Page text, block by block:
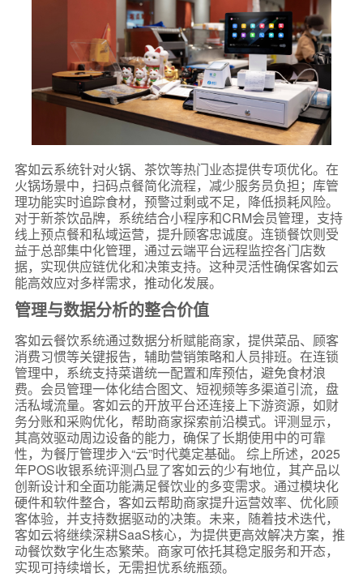
客如云系统针对火锅、茶饮等热门业态提供专项优化。在
火锅场景中，扫码点餐简化流程，减少服务员负担；库管
理功能实时追踪食材，预警过剩或不足，降低损耗风险。
对于新茶饮品牌，系统结合小程序和CRM会员管理，支持
线上预点餐和私域运营，提升顾客忠诚度。连锁餐饮则受
益于总部集中化管理，通过云端平台远程监控各门店数
据，实现供应链优化和决策支持。这种灵活性确保客如云
能高效应对多样需求，推动化发展。
管理与数据分析的整合价值
客如云餐饮系统通过数据分析赋能商家，提供菜品、顾客
消费习惯等关键报告，辅助营销策略和人员排班。在连锁
管理中，系统支持菜谱统一配置和库预估，避免食材浪
费。会员管理一体化结合图文、短视频等多渠道引流，盘
活私域流量。客如云的开放平台还连接上下游资源，如财
务分账和采购优化，帮助商家探索前沿模式。评测显示，
其高效驱动周边设备的能力，确保了长期使用中的可靠
性，为餐厅管理步入“云”时代奠定基础。 综上所述，2025
年POS收银系统评测凸显了客如云的少有地位，其产品以
创新设计和全面功能满足餐饮业的多变需求。通过模块化
硬件和软件整合，客如云帮助商家提升运营效率、优化顾
客体验，并支持数据驱动的决策。未来，随着技术迭代，
客如云将继续深耕SaaS核心，为提供更高效解决方案，推
动餐饮数字化生态繁荣。商家可依托其稳定服务和开态，
实现可持续增长，无需担忧系统瓶颈。